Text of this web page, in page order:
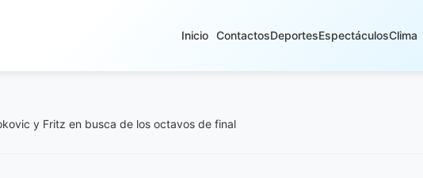
Inicio ContactosDeportesEspectáculosClima
y Fritz en busca de los octavos de final